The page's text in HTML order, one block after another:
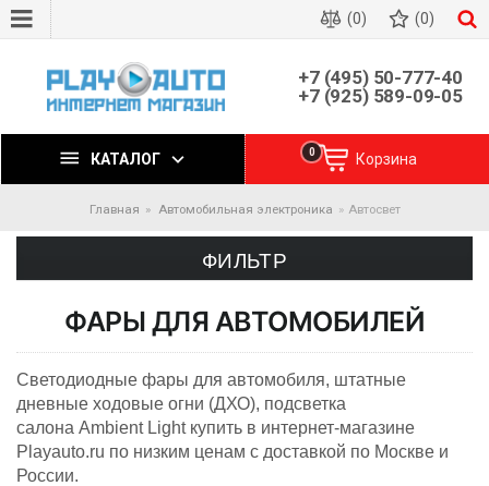
(0) (0)
+7 (495) 50-777-40
+7 (925) 589-09-05
КАТАЛОГ Корзина
0
Главная Автомобильная электроника Автосвет
ФИЛЬТР
ФАРЫ ДЛЯ АВТОМОБИЛЕЙ
Светодиодные фары для автомобиля, штатные
дневные ходовые огни (ДХО), подсветка
салона Ambient Light купить в интернет-магазине
Playauto.ru по низким ценам с доставкой по Москве и
России.